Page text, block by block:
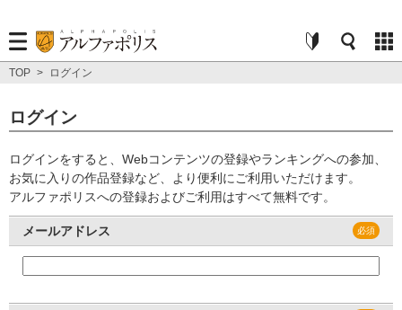
TOP > ログイン
ログイン
ログインをすると、Webコンテンツの登録やランキングへの参加、
お気に入りの作品登録など、より便利にご利用いただけます。
アルファポリスへの登録およびご利用はすべて無料です。
メールアドレス